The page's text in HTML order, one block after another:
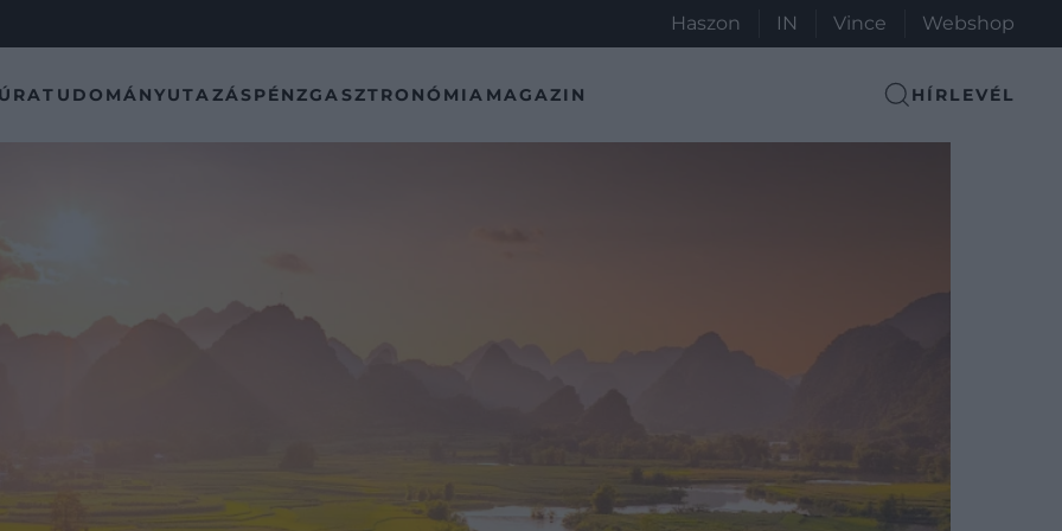
Haszon IN Vince Webshop
TUDOMÁNYUTAZÁSPÉNZGASZTRONÓMIA MAGAZIN HÍRLEVÉL